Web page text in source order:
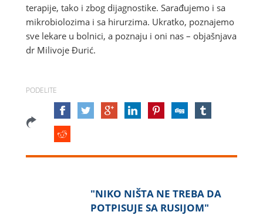
terapije, tako i zbog dijagnostike. Sarađujemo i sa
mikrobiolozima i sa hirurzima. Ukratko, poznajemo
sve lekare u bolnici, a poznaju i oni nas – objašnjava
dr Milivoje Đurić.
PODELITE
"NIKO NIŠTA NE TREBA DA
POTPISUJE SA RUSIJOM"